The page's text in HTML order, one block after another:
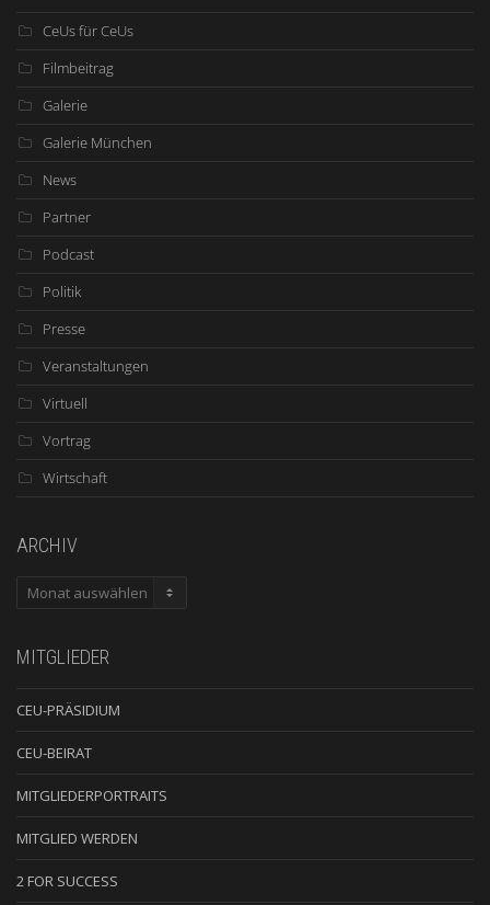
CeUs für CeUs
Filmbeitrag
Galerie
Galerie München
News
Partner
Podcast
Politik
Presse
Veranstaltungen
Virtuell
Vortrag
Wirtschaft
ARCHIV
ARCHIV
MITGLIEDER
CEU-PRÄSIDIUM
CEU-BEIRAT
MITGLIEDERPORTRAITS
MITGLIED WERDEN
2 FOR SUCCESS